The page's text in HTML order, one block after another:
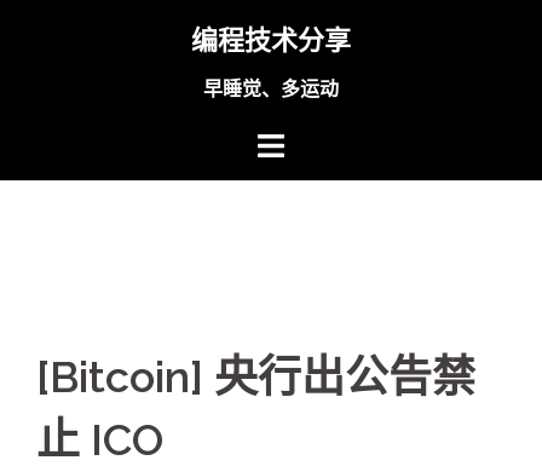
编程技术分享
早睡觉、多运动
[Bitcoin] 央行出公告禁
止 ICO